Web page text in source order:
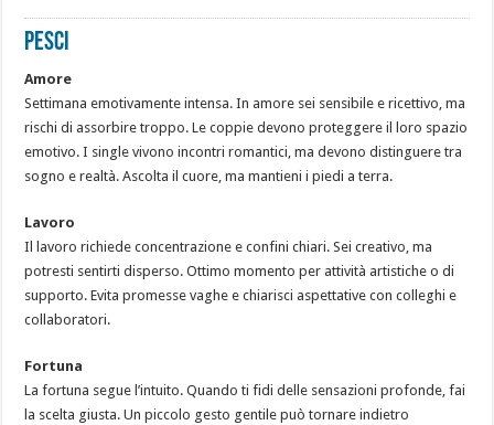
PESCI
Amore
Settimana emotivamente intensa. In amore sei sensibile e ricettivo, ma
rischi di assorbire troppo. Le coppie devono proteggere il loro spazio
emotivo. I single vivono incontri romantici, ma devono distinguere tra
sogno e realtà. Ascolta il cuore, ma mantieni i piedi a terra.
Lavoro
Il lavoro richiede concentrazione e confini chiari. Sei creativo, ma
potresti sentirti disperso. Ottimo momento per attività artistiche o di
supporto. Evita promesse vaghe e chiarisci aspettative con colleghi e
collaboratori.
Fortuna
La fortuna segue l’intuito. Quando ti fidi delle sensazioni profonde, fai
la scelta giusta. Un piccolo gesto gentile può tornare indietro